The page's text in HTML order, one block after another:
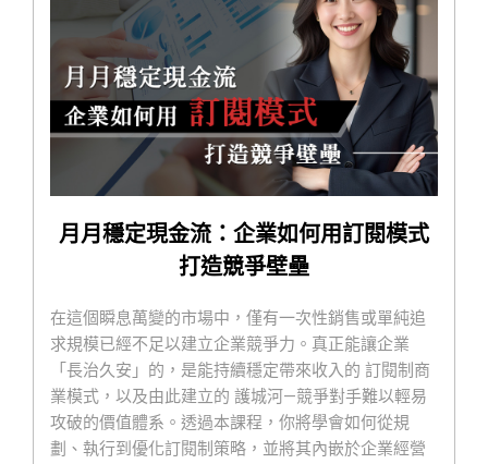
月月穩定現金流：企業如何用訂閱模式
打造競爭壁壘
在這個瞬息萬變的市場中，僅有一次性銷售或單純追
求規模已經不足以建立企業競爭力。真正能讓企業
「長治久安」的，是能持續穩定帶來收入的 訂閱制商
業模式，以及由此建立的 護城河—競爭對手難以輕易
攻破的價值體系。透過本課程，你將學會如何從規
劃、執行到優化訂閱制策略，並將其內嵌於企業經營